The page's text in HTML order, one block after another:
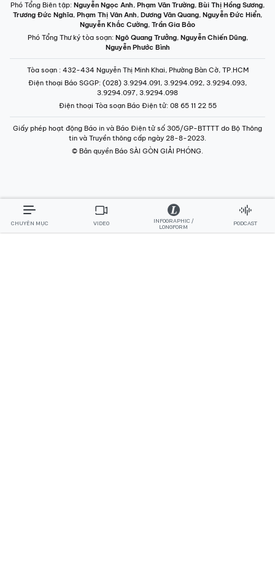
Phó Tổng Biên tập: Nguyễn Ngọc Anh, Phạm Văn Trường, Bùi Thị Hồng Sương,
Trương Đức Nghĩa, Phạm Thị Vân Anh, Dương Văn Quang, Nguyễn Đức Hiển,
Nguyễn Khắc Cường, Trần Gia Bảo
Phó Tổng Thư ký tòa soạn: Ngô Quang Trưởng, Nguyễn Chiến Dũng,
Nguyễn Phước Bình
Tòa soạn : 432-434 Nguyễn Thị Minh Khai, Phường Bàn Cờ, TP.HCM
Điện thoại Báo SGGP: (028) 3.9294.091, 3.9294.092, 3.9294.093,
3.9294.097, 3.9294.098
Điện thoại Tòa soạn Báo Điện tử: 08 65 11 22 55
Giấy phép hoạt động Báo in và Báo Điện tử số 305/GP-BTTTT do Bộ Thông
tin và Truyền thông cấp ngày 28-8-2023.
© Bản quyền Báo SÀI GÒN GIẢI PHÓNG.
CHUYÊN MỤC VIDEO
INFOGRAPHIC /
LONGFORM
PODCAST